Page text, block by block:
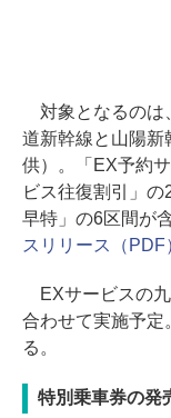
対象となるのは
道新幹線と山陽新
供）。「EX予約
ビス往復割引」
早特」の6区間が
スリリース（PDF
EXサービスの九
合わせて実施予定
る。
特別乗車券の発